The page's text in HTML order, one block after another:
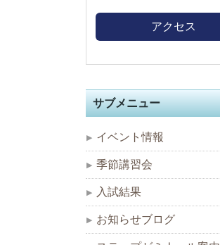
アクセス
サブメニュー
イベント情報
季節講習会
入試結果
お知らせブログ